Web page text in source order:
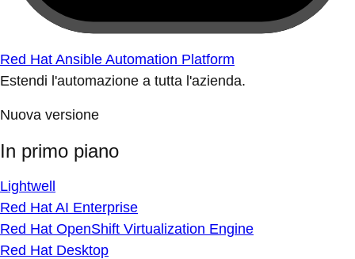
Red Hat Ansible Automation Platform
Estendi l'automazione a tutta l'azienda.
Nuova versione
In primo piano
Lightwell
Red Hat AI Enterprise
Red Hat OpenShift Virtualization Engine
Red Hat Desktop